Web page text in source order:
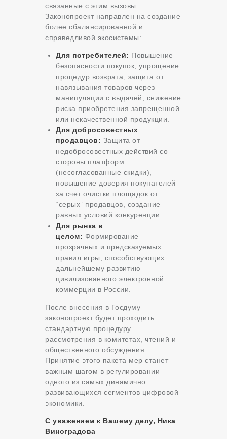
связанные с этим вызовы.
Законопроект направлен на создание
более сбалансированной и
справедливой экосистемы:
Для потребителей: Повышение
безопасности покупок, упрощение
процедур возврата, защита от
навязывания товаров через
манипуляции с выдачей, снижение
риска приобретения запрещенной
или некачественной продукции.
Для добросовестных
продавцов: Защита от
недобросовестных действий со
стороны платформ
(несогласованные скидки),
повышение доверия покупателей
за счет очистки площадок от
“серых” продавцов, создание
равных условий конкуренции.
Для рынка в
целом: Формирование
прозрачных и предсказуемых
правил игры, способствующих
дальнейшему развитию
цивилизованного электронной
коммерции в России.
После внесения в Госдуму
законопроект будет проходить
стандартную процедуру
рассмотрения в комитетах, чтений и
общественного обсуждения.
Принятие этого пакета мер станет
важным шагом в регулировании
одного из самых динамично
развивающихся сегментов цифровой
экономики.
С уважением к Вашему делу, Ника
Виноградова